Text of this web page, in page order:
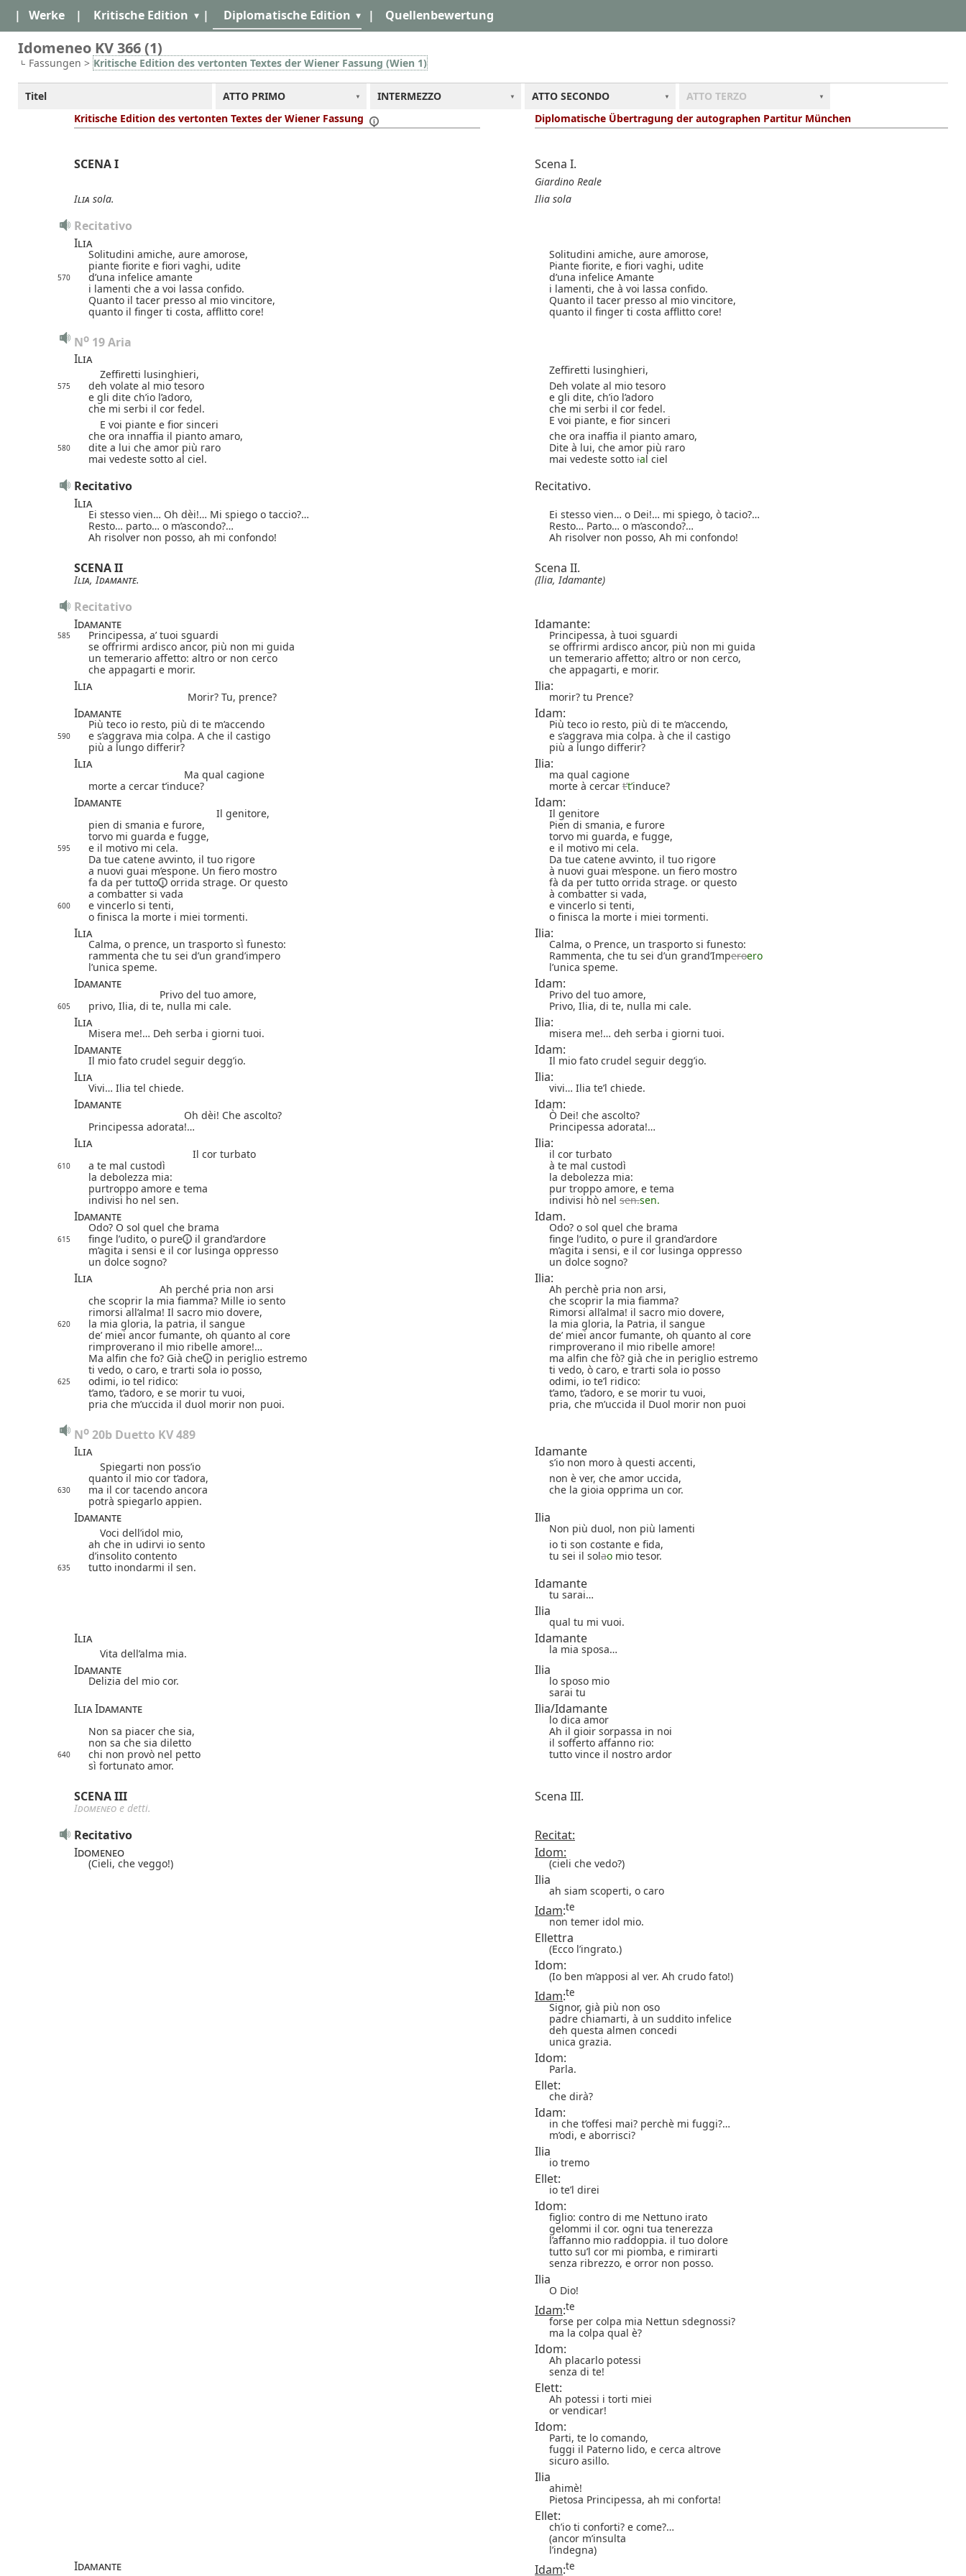
| Werke | Kritische Edition | Diplomatische Edition | Quellenbewertung
Idomeneo KV 366 (1)
Fassungen > Kritische Edition des vertonten Textes der Wiener Fassung (Wien 1)
Titel ATTO PRIMO INTERMEZZO ATTO SECONDO
ATTO TERZO
Kritische Edition des vertonten Textes der Wiener Fassung
Diplomatische Übertragung der autographen Partitur München
SCENA I Scena I.
Giardino Reale
Ilia sola. Ilia sola
Recitativo
Ilia
Solitudini amiche, aure amorose,
Solitudini amiche, aure amorose,
piante fiorite e fiori vaghi, udite
Piante fiorite, e fiori vaghi, udite
570 d’una infelice amante
d’una infelice Amante
i lamenti che a voi lassa confido.
i lamenti, che à voi lassa confido.
Quanto il tacer presso al mio vincitore,
Quanto il tacer presso al mio vincitore,
quanto il finger ti costa, afflitto core!
quanto il finger ti costa afflitto core!
No 19 Aria
Ilia
Zeffiretti lusinghieri, Zeffiretti lusinghieri,
575 deh volate al mio tesoro
Deh volate al mio tesoro
e gli dite ch’io l’adoro,
e gli dite, ch’io l’adoro
che mi serbi il cor fedel.
che mi serbi il cor fedel.
E voi piante e fior sinceri
E voi piante, e fior sinceri
che ora innaffia il pianto amaro,
che ora inaffia il pianto amaro,
580 dite a lui che amor più raro
Dite à lui, che amor più raro
mai vedeste sotto al ciel.
mai vedeste sotto ial ciel
Recitativo
Recitativo.
Ilia
Ei stesso vien… Oh dèi!… Mi spiego o taccio?…
Ei stesso vien… o Dei!… mi spiego, ò tacio?…
Resto… parto… o m’ascondo?…
Resto… Parto… o m’ascondo?…
Ah risolver non posso, ah mi confondo!
Ah risolver non posso, Ah mi confondo!
SCENA II Scena II.
Ilia, Idamante. (Ilia, Idamante)
Recitativo
Idamante
Idamante:
585 Principessa, a’ tuoi sguardi
Principessa, à tuoi sguardi
se offrirmi ardisco ancor, più non mi guida
se offrirmi ardisco ancor, più non mi guida
un temerario affetto: altro or non cerco
un temerario affetto; altro or non cerco,
che appagarti e morir.
che appagarti, e morir.
Ilia Ilia:
Morir? Tu, prence? morir? tu Prence?
Idamante Idam:
Più teco io resto, più di te m’accendo Più teco io resto, più di te m’accendo,
590 e s’aggrava mia colpa. A che il castigo
e s’aggrava mia colpa. à che il castigo
più a lungo differir?
più a lungo differir?
Ilia Ilia:
Ma qual cagione
ma qual cagione
morte a cercar t’induce?
morte à cercar t’t’induce?
Idamante Idam:
Il genitore,
Il genitore
pien di smania e furore,
Pien di smania, e furore
torvo mi guarda e fugge,
torvo mi guarda, e fugge,
595 e il motivo mi cela.
e il motivo mi cela.
Da tue catene avvinto, il tuo rigore
Da tue catene avvinto, il tuo rigore
a nuovi guai m’espone. Un fiero mostro
à nuovi guai m’espone. un fiero mostro
fa da per tutto orrida strage. Or questo
fà da per tutto orrida strage. or questo
a combatter si vada
à combatter si vada,
600 e vincerlo si tenti,
e vincerlo si tenti,
o finisca la morte i miei tormenti.
o finisca la morte i miei tormenti.
Ilia Ilia:
Calma, o prence, un trasporto sì funesto:
Calma, o Prence, un trasporto si funesto:
rammenta che tu sei d’un grand’impero
Rammenta, che tu sei d’un grand’Imperoero
l’unica speme.
l’unica speme.
Idamante Idam:
Privo del tuo amore, Privo del tuo amore,
605 privo, Ilia, di te, nulla mi cale. Privo, Ilia, di te, nulla mi cale.
Ilia Ilia:
Misera me!… Deh serba i giorni tuoi. misera me!… deh serba i giorni tuoi.
Idamante Idam:
Il mio fato crudel seguir degg’io. Il mio fato crudel seguir degg’io.
Ilia Ilia:
Vivi… Ilia tel chiede. vivi… Ilia te’l chiede.
Idamante Idam:
Oh dèi! Che ascolto?
Ò Dei! che ascolto?
Principessa adorata!…
Principessa adorata!…
Ilia Ilia:
Il cor turbato il cor turbato
610 a te mal custodì
à te mal custodì
la debolezza mia:
la debolezza mia:
purtroppo amore e tema
pur troppo amore, e tema
indivisi ho nel sen.
indivisi hò nel sen.sen.
Idamante Idam.
Odo? O sol quel che brama Odo? o sol quel che brama
615 finge l’udito,o pure il grand’ardore
finge l’udito, o pure il grand’ardore
m’agita i sensi e il cor lusinga oppresso
m’agita i sensi, e il cor lusinga oppresso
un dolce sogno?
un dolce sogno?
Ilia Ilia:
Ah perché pria non arsi
Ah perchè pria non arsi,
che scoprir la mia fiamma? Mille io sento
che scoprir la mia fiamma?
rimorsi all’alma! Il sacro mio dovere,
Rimorsi all’alma! il sacro mio dovere,
620 la mia gloria, la patria, il sangue
la mia gloria, la Patria, il sangue
de’ miei ancor fumante, oh quanto al core
de’ miei ancor fumante, oh quanto al core
rimproverano il mio ribelle amore!…
rimproverano il mio ribelle amore!
Ma alfin che fo? Già che in periglio estremo
ma alfin che fò? già che in periglio estremo
ti vedo, o caro, e trarti sola io posso,
ti vedo, ò caro, e trarti sola io posso
625 odimi, io tel ridico:
odimi, io te’l ridico:
t’amo, t’adoro, e se morir tu vuoi,
t’amo, t’adoro, e se morir tu vuoi,
pria che m’uccida il duol morir non puoi.
pria, che m’uccida il Duol morir non puoi
No 20b Duetto KV 489
Ilia
Idamante
Spiegarti non poss’io
s’io non moro à questi accenti,
quanto il mio cor t’adora,
non è ver, che amor uccida,
630 ma il cor tacendo ancora
che la gioia opprima un cor.
potrà spiegarlo appien.
Idamante Ilia
Voci dell’idol mio,
Non più duol, non più lamenti
ah che in udirvi io sento
io ti son costante e fida,
d’insolito contento
tu sei il solao mio tesor.
635 tutto inondarmi il sen.
Idamante
tu sarai…
Ilia
qual tu mi vuoi.
Ilia Idamante
Vita dell’alma mia. la mia sposa…
Idamante Ilia
Delizia del mio cor.
lo sposo mio
sarai tu
Ilia Idamante Ilia/Idamante
lo dica amor
Non sa piacer che sia,
Ah il gioir sorpassa in noi
non sa che sia diletto
il sofferto affanno rio:
640 chi non provò nel petto
tutto vince il nostro ardor
sì fortunato amor.
SCENA III Scena III.
Idomeneo e detti.
Recitativo
Recitat:
Idomeneo
Idom:
(Cieli, che veggo!) (cieli che vedo?)
Ilia
ah siam scoperti, o caro
Idam:te
non temer idol mio.
Ellettra
(Ecco l’ingrato.)
Idom:
(Io ben m’apposi al ver. Ah crudo fato!)
Idam:te
Signor, già più non oso
padre chiamarti, à un suddito infelice
deh questa almen concedi
unica grazia.
Idom:
Parla.
Ellet:
che dirà?
Idam:
in che t’offesi mai? perchè mi fuggi?…
m’odi, e aborrisci?
Ilia
io tremo
Ellet:
io te’l direi
Idom:
figlio: contro di me Nettuno irato
gelommi il cor. ogni tua tenerezza
l’affanno mio raddoppia. il tuo dolore
tutto su’l cor mi piomba, e rimirarti
senza ribrezzo, e orror non posso.
Ilia
O Dio!
Idam:te
forse per colpa mia Nettun sdegnossi?
ma la colpa qual è?
Idom:
Ah placarlo potessi
senza di te!
Elett:
Ah potessi i torti miei
or vendicar!
Idom:
Parti, te lo comando,
fuggi il Paterno lido, e cerca altrove
sicuro asillo.
Ilia
ahimè!
Pietosa Principessa, ah mi conforta!
Ellet:
ch’io ti conforti? e come?…
(ancor m’insulta
l’indegna)
Idamante Idam:te